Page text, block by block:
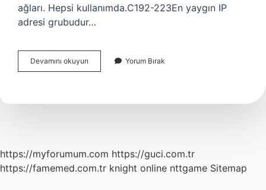
ağları. Hepsi kullanımda.C192-223En yaygın IP
adresi grubudur…
Devamını okuyun
Çeşitleri
Yorum Bırak
https://myforumum.com https://guci.com.tr
https://famemed.com.tr knight online nttgame Sitemap